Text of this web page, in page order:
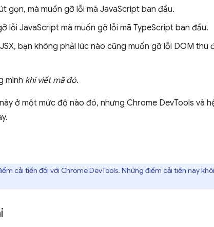
gọn, mà muốn gỡ lỗi mã JavaScript ban đầu.
lỗi JavaScript mà muốn gỡ lỗi mã TypeScript ban đầu.
bạn không phải lúc nào cũng muốn gỡ lỗi DOM thu
mình khi viết mã đó.
ở một mức độ nào đó, nhưng Chrome DevTools và
cải tiến đối với Chrome DevTools. Những điểm cải tiến này